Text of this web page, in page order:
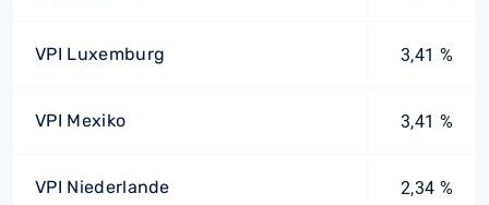
VPI Luxemburg 3,41 %
VPI Mexiko 3,41 %
VPI Niederlande 2,34 %